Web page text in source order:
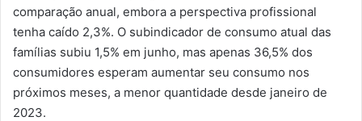
comparação anual, embora a perspectiva profissional
tenha caído 2,3%. O subindicador de consumo atual das
famílias subiu 1,5% em junho, mas apenas 36,5% dos
consumidores esperam aumentar seu consumo nos
próximos meses, a menor quantidade desde janeiro de
2023.